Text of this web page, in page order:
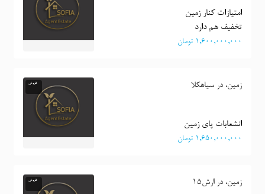
تخفیف هم دارد
١,٦٠٠,٠٠٠,٠٠٠ تومان
زمین، در سیاهکلا
انشعابات پای زمین
١,٦٥٠,٠٠٠,٠٠٠ تومان
فروش
زمین، در ارش15 فروش